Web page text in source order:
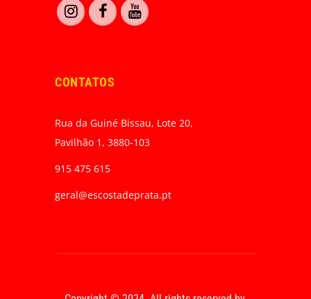
CONTATOS
Rua da Guiné Bissau, Lote 20,
Pavilhão 1, 3880-103
915 475 615
geral@escostadeprata.pt